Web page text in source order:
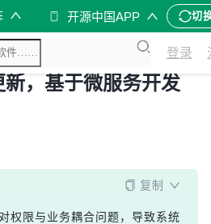
开源中国APP 切
登录
，基于微服务开发
复制
权限与业务耦合问题，导致系统